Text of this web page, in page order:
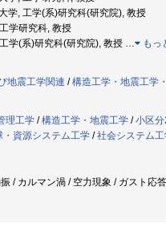
学, 工学(系)研究科(研究院), 教授
学研究科, 教授
学(系)研究科(研究院), 教授 … もっ
地震工学関連 /構造工学・地震工学
理工学 /構造工学・地震工学 /小区
・資源システム工学 /社会システム
/ カルマン渦 / 空力現象 / ガスト応